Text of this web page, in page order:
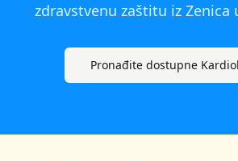
zdravstvenu zaštitu iz Zenica
Pronađite dostupne